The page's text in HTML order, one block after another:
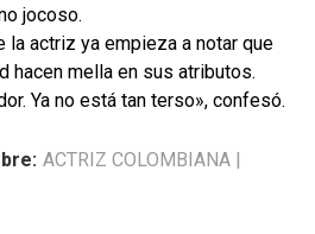
jocoso.
la actriz ya empieza a notar que
hacen mella en sus atributos.
Ya no está tan terso», confesó.
ACTRIZ COLOMBIANA